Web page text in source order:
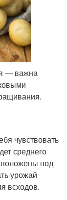
— важна
чувствовать
среднего
под
урожай
всходов.